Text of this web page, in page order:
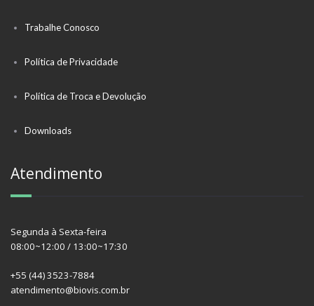
Trabalhe Conosco
Política de Privacidade
Política de Troca e Devolução
Downloads
Atendimento
Segunda à Sexta-feira
08:00~12:00 / 13:00~17:30
+55 (44) 3523-7884
atendimento@biovis.com.br